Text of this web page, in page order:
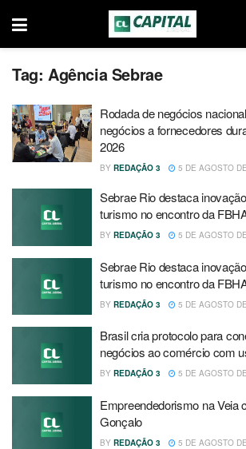
Tag: Agência Sebrae
Rodada de negócios
negócios a fornecedores
2026
BY REDAÇÃO 3 5 DE AGOSTO
Sebrae Rio destaca
turismo no encontro da
BY REDAÇÃO 3 5 DE AGOSTO
Sebrae Rio destaca
turismo no encontro da
BY REDAÇÃO 3 5 DE AGOSTO
Brasil cria protocolo para
negócios ao comércio com
BY REDAÇÃO 3 5 DE AGOSTO
Empreendedorismo na Veia
Gonçalo
BY REDAÇÃO 3 5 DE AGOSTO